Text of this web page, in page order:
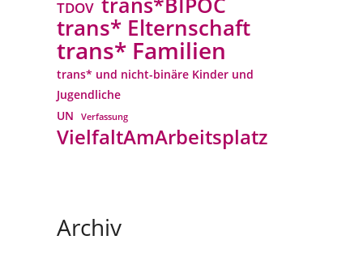
TDOV trans*BIPOC
trans* Elternschaft
trans* Familien
trans* und nicht-binäre Kinder und
Jugendliche
UN
Verfassung
VielfaltAmArbeitsplatz
Archiv